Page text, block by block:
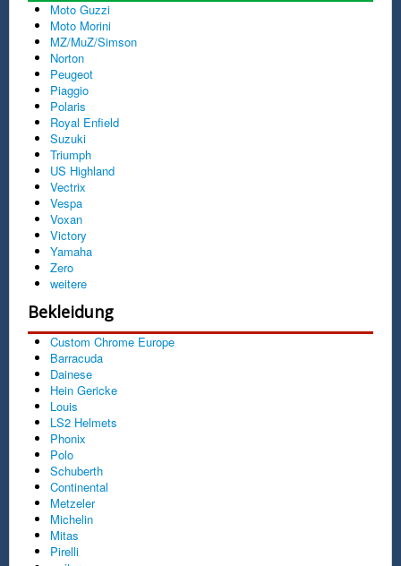
Moto Guzzi
Moto Morini
MZ/MuZ/Simson
Norton
Peugeot
Piaggio
Polaris
Royal Enfield
Suzuki
Triumph
US Highland
Vectrix
Vespa
Voxan
Victory
Yamaha
Zero
weitere
Bekleidung
Custom Chrome Europe
Barracuda
Dainese
Hein Gericke
Louis
LS2 Helmets
Phonix
Polo
Schuberth
Continental
Metzeler
Michelin
Mitas
Pirelli